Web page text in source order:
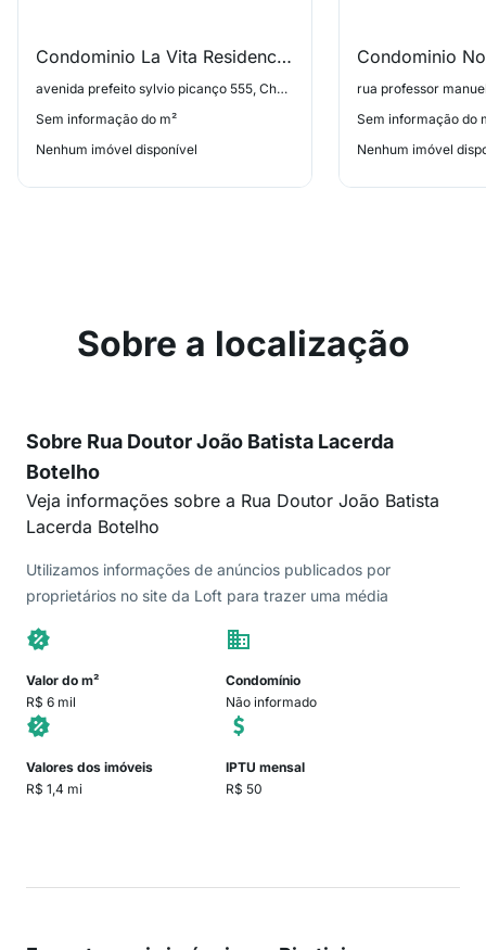
Condominio La Vita Residencial
avenida prefeito sylvio picanço 555, Charitas
Sem informação do m²
Nenhum imóvel disponível
Condominio
Sem informação do
Nenhum imóvel
Sobre a localização
Sobre Rua Doutor João Batista Lacerda
Botelho
Veja informações sobre a Rua Doutor João Batista
Lacerda Botelho
Utilizamos informações de anúncios publicados por
proprietários no site da Loft para trazer uma média
Valor do m²
R$ 6 mil
Condomínio
Não informado
Valores dos imóveis
R$ 1,4 mi
IPTU mensal
R$ 50